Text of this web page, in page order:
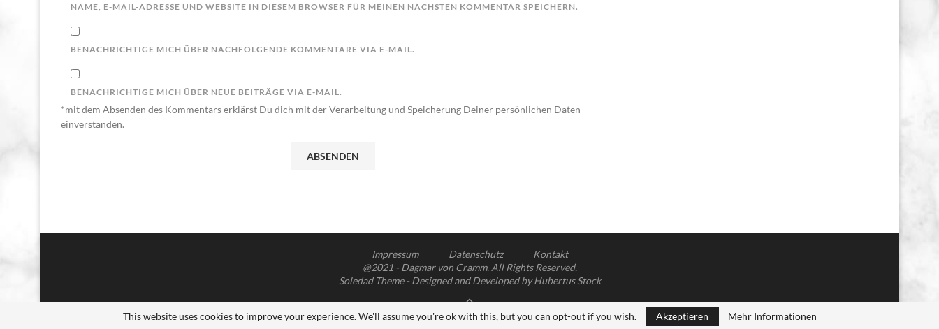
NAME, E-MAIL-ADRESSE UND WEBSITE IN DIESEM BROWSER FÜR MEINEN NÄCHSTEN KOMMENTAR SPEICHERN.
BENACHRICHTIGE MICH ÜBER NACHFOLGENDE KOMMENTARE VIA E-MAIL.
BENACHRICHTIGE MICH ÜBER NEUE BEITRÄGE VIA E-MAIL.
*mit dem Absenden des Kommentars erklärst Du dich mit der Verarbeitung und Speicherung Deiner persönlichen Daten
einverstanden.
Impressum Datenschutz
Kontakt
@2021 - Dagmar von Cramm. All Rights Reserved.
Soledad Theme - Designed and Developed by Hubertus Stock
ZURÜCK NACH OBEN
This website uses cookies to improve your experience. We'll assume you're ok with this, but you can opt-out if you wish. Akzeptieren Mehr Informationen